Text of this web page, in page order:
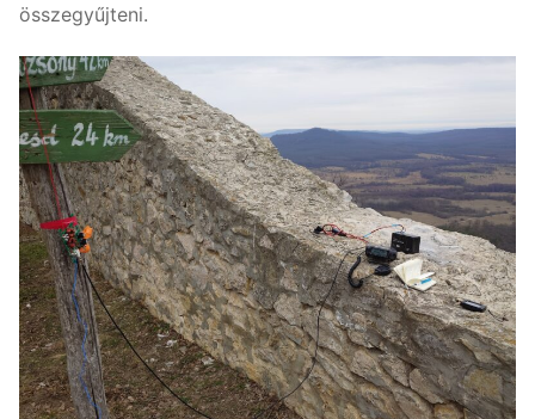
összegyűjteni.